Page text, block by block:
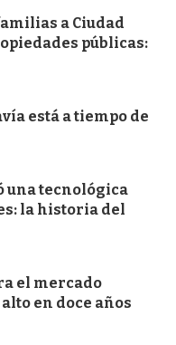
a Ciudad
públicas:
está a tiempo de
una tecnológica
la historia del
el mercado
en doce años